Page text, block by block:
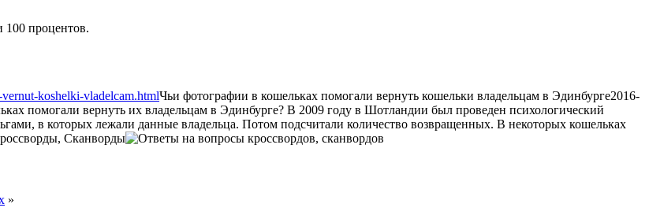
koshelki-vladelcam.htmlЧьи фотографии в кошельках помогали вернуть кошельки владельцам в Эдинбурге2016-
помогали вернуть их владельцам в Эдинбурге? В 2009 году в Шотландии был проведен психологический
в которых лежали данные владельца. Потом подсчитали количество возвращенных. В некоторых кошельках
Сканворды
»